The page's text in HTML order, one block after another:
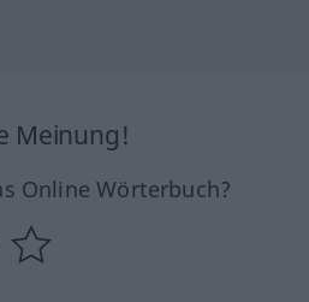
Meinung!
Online Wörterbuch?